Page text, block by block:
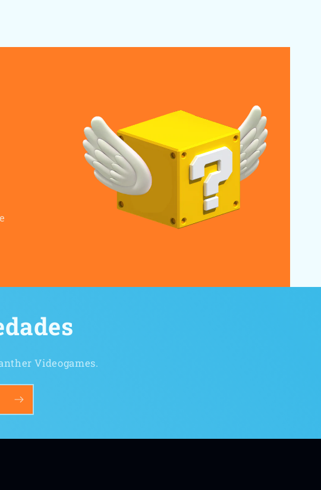
Videogames.